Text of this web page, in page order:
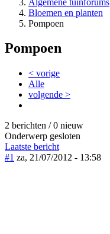
Bloemen en planten
Pompoen
Pompoen
< vorige
Alle
volgende >
2 berichten / 0 nieuw
Onderwerp gesloten
Laatste bericht
#1 za, 21/07/2012 - 13:58